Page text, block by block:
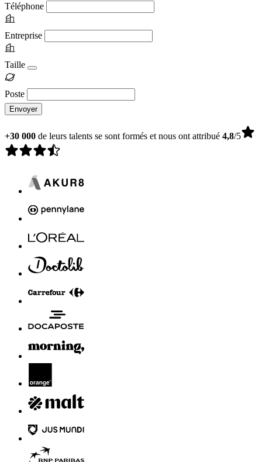
Téléphone
Entreprise
Taille
Poste
Envoyer
+30 000 de leurs talents se sont formés et nous ont attribué 4,8/5